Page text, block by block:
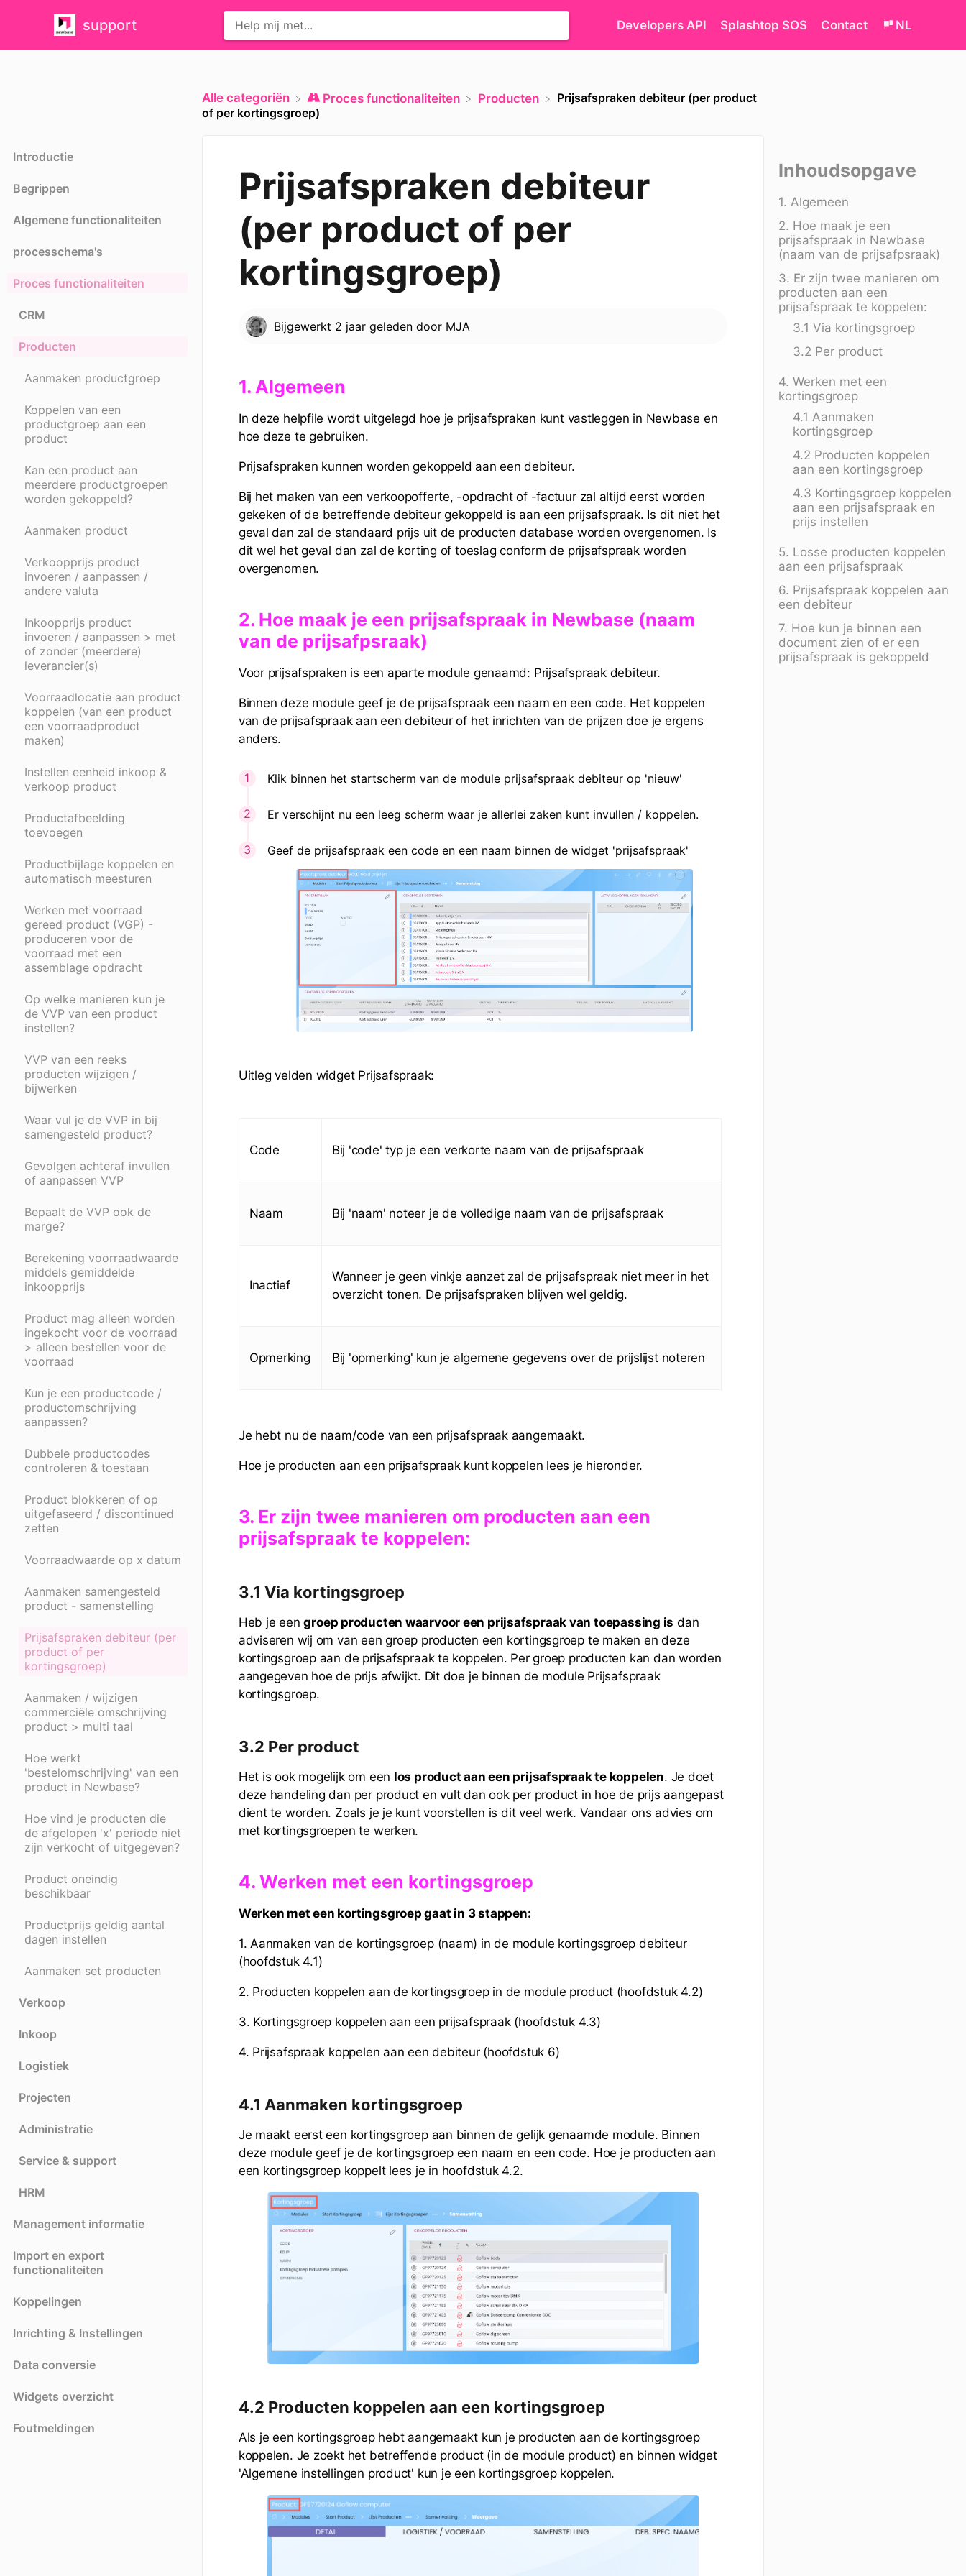
support Developers API Splashtop SOS Contact NL
Introductie
Begrippen
Algemene functionaliteiten
processchema's
Proces functionaliteiten
CRM
Producten
Aanmaken productgroep
Koppelen van een
productgroep aan een
product
Kan een product aan
meerdere productgroepen
worden gekoppeld?
Aanmaken product
Verkoopprijs product
invoeren / aanpassen /
andere valuta
Inkoopprijs product
invoeren / aanpassen > met
of zonder (meerdere)
leverancier(s)
Voorraadlocatie aan product
koppelen (van een product
een voorraadproduct
maken)
Instellen eenheid inkoop &
verkoop product
Productafbeelding
toevoegen
Productbijlage koppelen en
automatisch meesturen
Werken met voorraad
gereed product (VGP) -
produceren voor de
voorraad met een
assemblage opdracht
Op welke manieren kun je
de VVP van een product
instellen?
VVP van een reeks
producten wijzigen /
bijwerken
Waar vul je de VVP in bij
samengesteld product?
Gevolgen achteraf invullen
of aanpassen VVP
Bepaalt de VVP ook de
marge?
Berekening voorraadwaarde
middels gemiddelde
inkoopprijs
Product mag alleen worden
ingekocht voor de voorraad
> alleen bestellen voor de
voorraad
Kun je een productcode /
productomschrijving
aanpassen?
Dubbele productcodes
controleren & toestaan
Product blokkeren of op
uitgefaseerd / discontinued
zetten
Voorraadwaarde op x datum
Aanmaken samengesteld
product - samenstelling
Prijsafspraken debiteur (per
product of per
kortingsgroep)
Aanmaken / wijzigen
commerciële omschrijving
product > multi taal
Hoe werkt
'bestelomschrijving' van een
product in Newbase?
Hoe vind je producten die
de afgelopen 'x' periode niet
zijn verkocht of uitgegeven?
Product oneindig
beschikbaar
Productprijs geldig aantal
dagen instellen
Aanmaken set producten
Verkoop
Inkoop
Logistiek
Projecten
Administratie
Service & support
HRM
Management informatie
Import en export
functionaliteiten
Koppelingen
Inrichting & Instellingen
Data conversie
Widgets overzicht
Foutmeldingen
Inhoudsopgave
1. Algemeen
2. Hoe maak je een
prijsafspraak in Newbase
(naam van de prijsafpsraak)
3. Er zijn twee manieren om
producten aan een
prijsafspraak te koppelen:
3.1 Via kortingsgroep
3.2 Per product
4. Werken met een
kortingsgroep
4.1 Aanmaken
kortingsgroep
4.2 Producten koppelen
aan een kortingsgroep
4.3 Kortingsgroep koppelen
aan een prijsafspraak en
prijs instellen
5. Losse producten koppelen
aan een prijsafspraak
6. Prijsafspraak koppelen aan
een debiteur
7. Hoe kun je binnen een
document zien of er een
prijsafspraak is gekoppeld
Alle categoriën ​Proces functionaliteiten ​Producten
Prijsafspraken debiteur (per product
of per kortingsgroep)
Prijsafspraken debiteur
(per product of per
kortingsgroep)
Bijgewerkt 2 jaar geleden door MJA
1. Algemeen
In deze helpfile wordt uitgelegd hoe je prijsafspraken kunt vastleggen in Newbase en
hoe deze te gebruiken.
Prijsafspraken kunnen worden gekoppeld aan een debiteur.
Bij het maken van een verkoopofferte, -opdracht of -factuur zal altijd eerst worden
gekeken of de betreffende debiteur gekoppeld is aan een prijsafspraak. Is dit niet het
geval dan zal de standaard prijs uit de producten database worden overgenomen. Is
dit wel het geval dan zal de korting of toeslag conform de prijsafspraak worden
overgenomen.
2. Hoe maak je een prijsafspraak in Newbase (naam
van de prijsafpsraak)
Voor prijsafspraken is een aparte module genaamd: Prijsafspraak debiteur.
Binnen deze module geef je de prijsafspraak een naam en een code. Het koppelen
van de prijsafspraak aan een debiteur of het inrichten van de prijzen doe je ergens
anders.
Klik binnen het startscherm van de module prijsafspraak debiteur op 'nieuw'
Er verschijnt nu een leeg scherm waar je allerlei zaken kunt invullen / koppelen.
Geef de prijsafspraak een code en een naam binnen de widget 'prijsafspraak'
Uitleg velden widget Prijsafspraak:
Code Bij 'code' typ je een verkorte naam van de prijsafspraak
Naam Bij 'naam' noteer je de volledige naam van de prijsafspraak
Inactief
Wanneer je geen vinkje aanzet zal de prijsafspraak niet meer in het
overzicht tonen. De prijsafspraken blijven wel geldig.
Opmerking Bij 'opmerking' kun je algemene gegevens over de prijslijst noteren
Je hebt nu de naam/code van een prijsafspraak aangemaakt.
Hoe je producten aan een prijsafspraak kunt koppelen lees je hieronder.
3. Er zijn twee manieren om producten aan een
prijsafspraak te koppelen:
3.1 Via kortingsgroep
Heb je eengroep producten waarvoor een prijsafspraak van toepassing is dan
adviseren wij om van een groep producten een kortingsgroep te maken en deze
kortingsgroep aan de prijsafspraak te koppelen. Per groep producten kan dan worden
aangegeven hoe de prijs afwijkt. Dit doe je binnen de module Prijsafspraak
kortingsgroep.
3.2 Per product
Het is ook mogelijk om een los product aan een prijsafspraak te koppelen. Je doet
deze handeling dan per product en vult dan ook per product in hoe de prijs aangepast
dient te worden. Zoals je je kunt voorstellen is dit veel werk. Vandaar ons advies om
met kortingsgroepen te werken.
4. Werken met een kortingsgroep
Werken met een kortingsgroep gaat in 3 stappen:
1. Aanmaken van de kortingsgroep (naam) in de module kortingsgroep debiteur
(hoofdstuk 4.1)
2. Producten koppelen aan de kortingsgroep in de module product (hoofdstuk 4.2)
3. Kortingsgroep koppelen aan een prijsafspraak (hoofdstuk 4.3)
4. Prijsafspraak koppelen aan een debiteur (hoofdstuk 6)
4.1 Aanmaken kortingsgroep
Je maakt eerst een kortingsgroep aan binnen de gelijk genaamde module. Binnen
deze module geef je de kortingsgroep een naam en een code. Hoe je producten aan
een kortingsgroep koppelt lees je in hoofdstuk 4.2.
4.2 Producten koppelen aan een kortingsgroep
Als je een kortingsgroep hebt aangemaakt kun je producten aan de kortingsgroep
koppelen. Je zoekt het betreffende product (in de module product) en binnen widget
'Algemene instellingen product' kun je een kortingsgroep koppelen.